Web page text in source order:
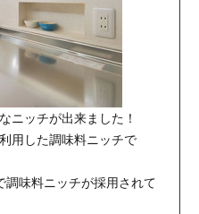
ニッチが出来ました！
用した調味料ニッチで
調味料ニッチが採用されて